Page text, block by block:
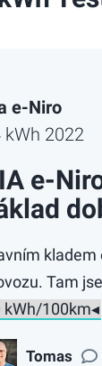
e-Niro
kWh 2022
e-
kladem
Tam
Tomas